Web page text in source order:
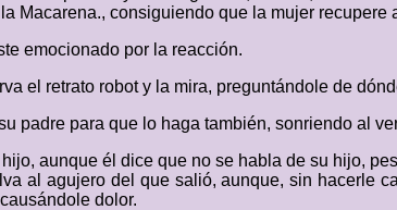
Macarena., consiguiendo que la mujer recupere
emocionado por la reacción.
el retrato robot y la mira, preguntándole de
padre para que lo haga también, sonriendo al
aunque él dice que no se habla de su hijo,
al agujero del que salió, aunque, sin hacerle
dolor.